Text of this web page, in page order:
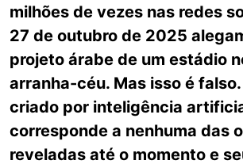
milhões de vezes nas redes
27 de outubro de 2025
projeto árabe de um estádio
arranha-céu. Mas isso é
criado por inteligência
corresponde a nenhuma das
reveladas até o momento e